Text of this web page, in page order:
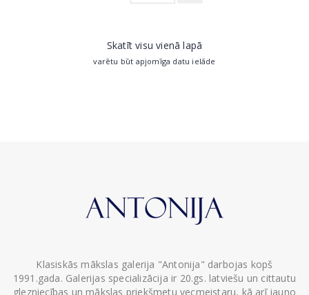
Skatīt visu vienā lapā
varētu būt apjomīga datu ielāde
Klasiskās mākslas galerija "Antonija" darbojas kopš
1991.gada. Galerijas specializācija ir 20.gs. latviešu un cittautu
glezniecības un mākslas priekšmetu vecmeistaru, kā arī jauno